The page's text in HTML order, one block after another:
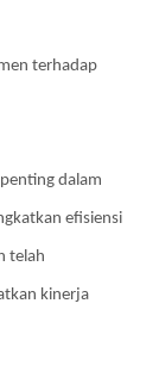
terhadap
dalam
efisiensi
telah
kinerja